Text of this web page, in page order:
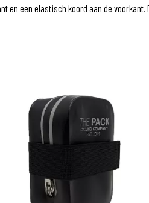
een elastisch koord aan de